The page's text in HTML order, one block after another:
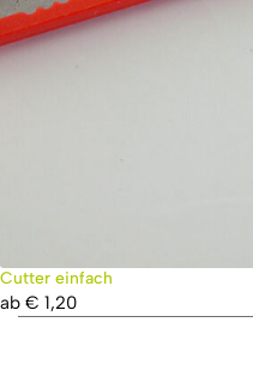
Cutter einfach
ab € 1,20